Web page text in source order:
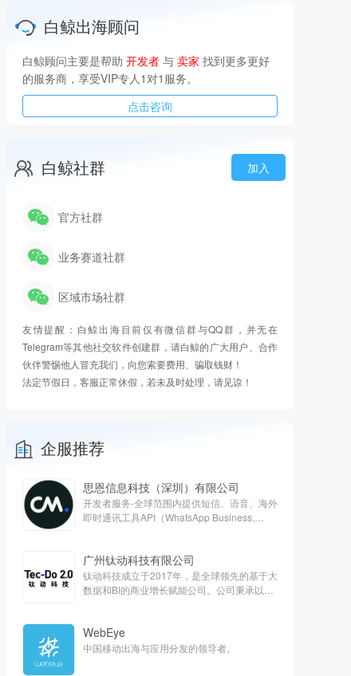
白鲸出海顾问
白鲸顾问主要是帮助 开发者 与 卖家 找到更多更好
的服务商，享受VIP专人1对1服务。
点击咨询
白鲸社群 加入
官方社群
业务赛道社群
区域市场社群
友情提醒：白鲸出海目前仅有微信群与QQ群，并无在
Telegram等其他社交软件创建群，请白鲸的广大用户、合作
伙伴警惕他人冒充我们，向您索要费用、骗取钱财！
法定节假日，客服正常休假，若未及时处理，请见谅！
企服推荐
思恩信息科技（深圳）有限公司
开发者服务-全球范围内提供短信、语音、海外
即时通讯工具API（WhatsApp Business,
广州钛动科技有限公司
钛动科技成立于2017年，是全球领先的基于大
数据和BI的商业增长赋能公司。公司秉承以服
客户的一站式平台。
WebEye
中国移动出海与应用分发的领导者。